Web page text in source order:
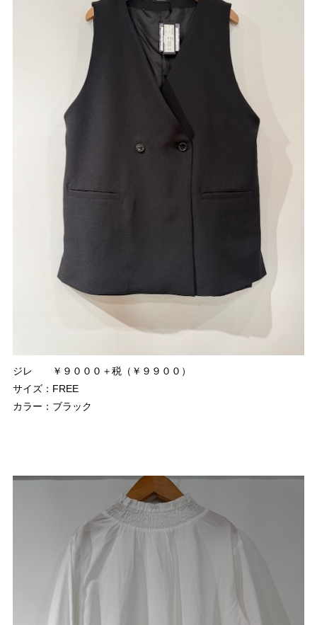
ジレ ￥９０００＋税（￥９９００）
サイズ：FREE
カラー：ブラック